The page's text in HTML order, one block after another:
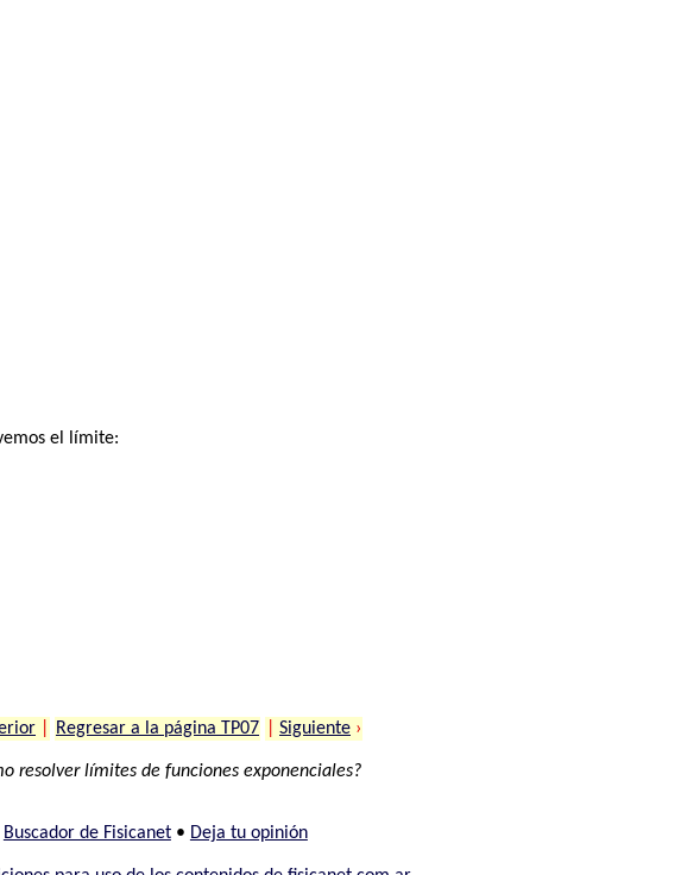
el límite:
Regresar a la página TP07 Siguiente ›
resolver límites de funciones exponenciales?
Buscador de Fisicanet• Deja tu opinión